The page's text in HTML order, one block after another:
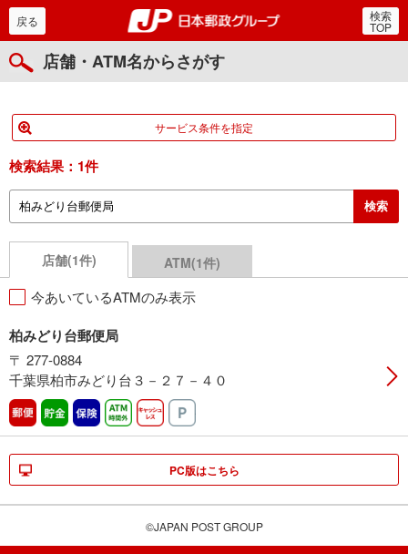
郵便局・日本郵政グルー
戻る 検索
TOP
店舗・ATM名からさがす
サービス条件を指定
検索結果： 1件
店舗(1件) ATM(1件)
今あいているATMのみ表示
柏みどり台郵便局
〒 277-0884
千葉県柏市みどり台３－２７－４０
郵便 貯金 保険 ATM時間外キャッシュレス
PC版はこちら
©JAPAN POST GROUP